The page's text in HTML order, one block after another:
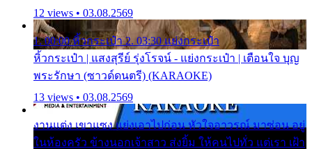
12 views • 03.08.2569
1. 00:00 หิ้วกระเป๋า 2. 03:30 แย่งกระเป๋า
หิ้วกระเป๋า | แสงสุรีย์ รุ่งโรจน์ - แย่งกระเป๋า | เตือนใจ บุญ
พระรักษา (ซาวด์ดนตรี) (KARAOKE)
13 views • 03.08.2569
งานแต่ง เขาแซง แย่งเอาไปก่อน หัวใจอาวรณ์ มาซ่อน อยู่
ในห้องครัว ข้างนอกเจ้าสาว ส่งยิ้ม ให้คนไปทั่ว แต่เรา เฝ้า